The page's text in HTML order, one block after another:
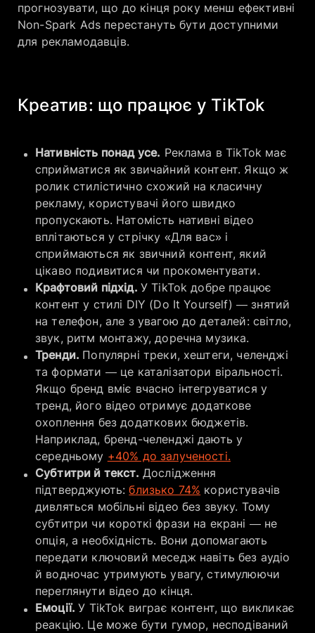
прогнозувати, що до кінця року менш ефективні
Non-Spark Ads перестануть бути доступними
для рекламодавців.
Креатив: що працює у TikTok
Нативність понад усе. Реклама в TikTok має
сприйматися як звичайний контент. Якщо ж
ролик стилістично схожий на класичну
рекламу, користувачі його швидко
пропускають. Натомість нативні відео
вплітаються у стрічку «Для вас» і
сприймаються як звичний контент, який
цікаво подивитися чи прокоментувати.
Крафтовий підхід. У TikTok добре працює
контент у стилі DIY (Do It Yourself) — знятий
на телефон, але з увагою до деталей: світло,
звук, ритм монтажу, доречна музика.
Тренди. Популярні треки, хештеги, челенджі
та формати — це каталізатори віральності.
Якщо бренд вміє вчасно інтегруватися у
тренд, його відео отримує додаткове
охоплення без додаткових бюджетів.
Наприклад, бренд-челенджі дають у
середньому +40% до залученості.
Субтитри й текст. Дослідження
підтверджують:близько 74% користувачів
дивляться мобільні відео без звуку. Тому
субтитри чи короткі фрази на екрані — не
опція, а необхідність. Вони допомагають
передати ключовий меседж навіть без аудіо
й водночас утримують увагу, стимулюючи
переглянути відео до кінця.
Емоції.У TikTok виграє контент, що викликає
реакцію. Це може бути гумор, несподіваний